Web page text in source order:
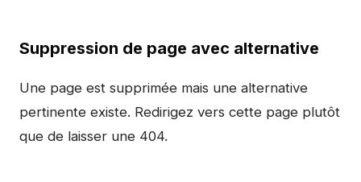
Suppression de page avec alternative
Une page est supprimée mais une alternative
pertinente existe. Redirigez vers cette page plutôt
que de laisser une 404.